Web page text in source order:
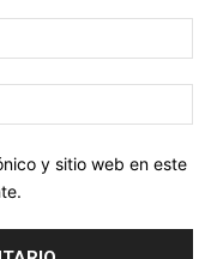
y sitio web en este